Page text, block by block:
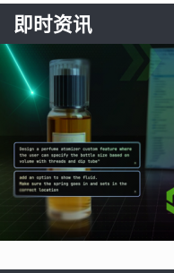
即时资讯